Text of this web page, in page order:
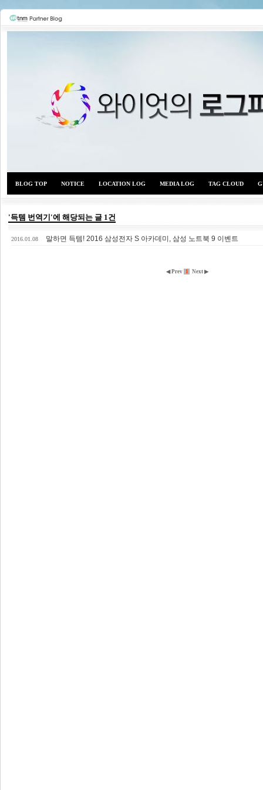
와이
BLOG TOP NOTICE LOCATION LOG MEDIA LOG TAG CLOUD
'득템 번역기'에 해당되는 글 1건
2016.01.08 말하면 득템! 2016 삼성전자 S 아카데미, 삼성 노트북 9 이벤트
◀ Prev 1 Next ▶